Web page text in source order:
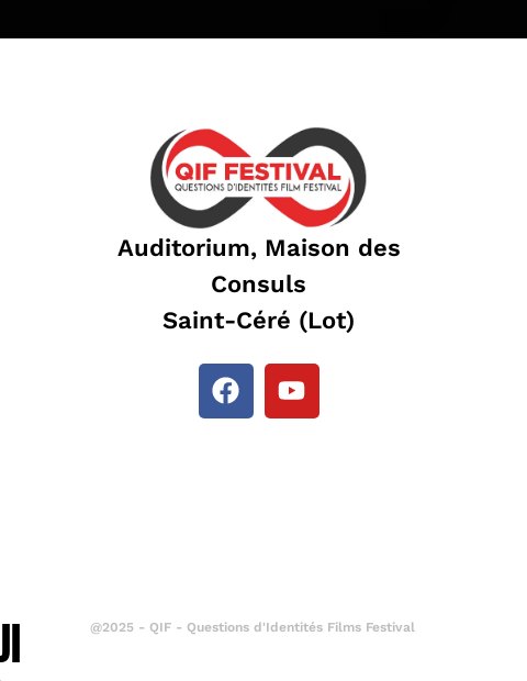
Auditorium, Maison des
Consuls
Saint-Céré (Lot)
@2025 - QIF - Questions d'Identités Films Festival